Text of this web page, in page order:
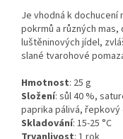
Je vhodná k
pokrmů a různých
luštěninových jídel,
slané tvarohové
Hmotnost: 25 g
Složení: sůl 40 %,
paprika pálivá, řepkový
Skladování: 15-25 °C